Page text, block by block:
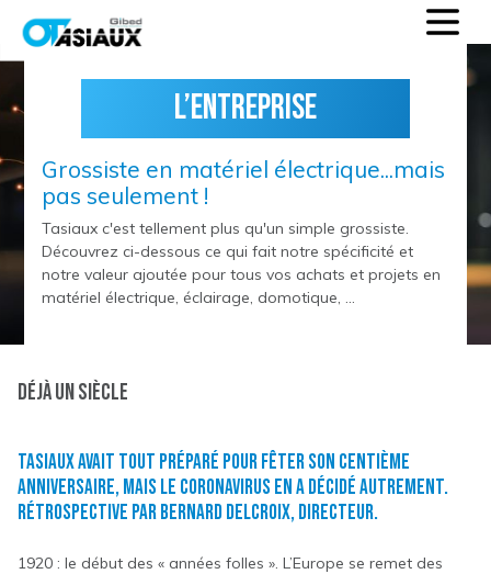
L’entreprise
Grossiste en matériel électrique...mais
pas seulement !
Tasiaux c'est tellement plus qu'un simple grossiste.
Découvrez ci-dessous ce qui fait notre spécificité et
notre valeur ajoutée pour tous vos achats et projets en
matériel électrique, éclairage, domotique, ...
Déjà un Siècle
Tasiaux avait tout préparé pour fêter son centième
anniversaire, mais le coronavirus en a décidé autrement.
Rétrospective par Bernard Delcroix, directeur.
1920 : le début des « années folles ». L’Europe se remet des